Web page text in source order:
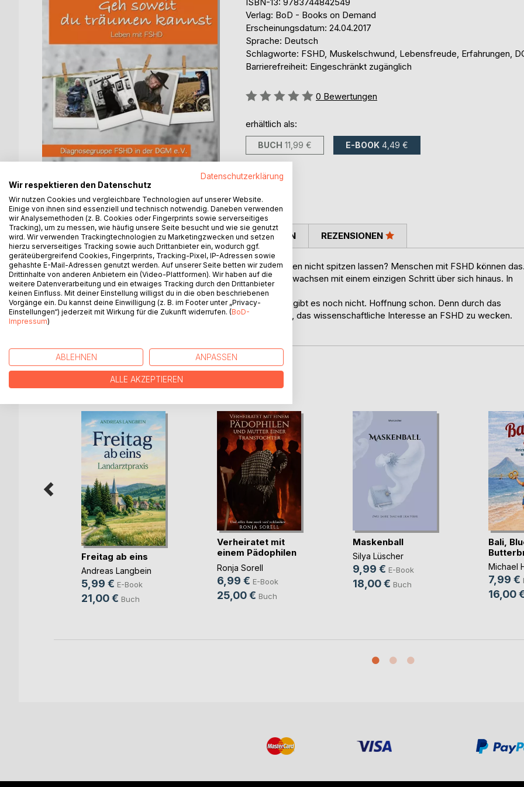
Verlag: BoD - Books on Demand
Erscheinungsdatum: 24.04.2017
Sprache: Deutsch
Schlagworte: FSHD, Muskelschwund, Lebensfreude, Erfahrungen,
Barrierefreiheit: Eingeschränkt zugänglich
Bewertung::
0 Bewertungen
erhältlich als:
BUCH 11,99 € E-BOOK 4,49 €
BESCHREIBUNG
Kann man auf eine Krankheit pfeifen, obwohl sich die Lippen nicht spitzen lassen? Menschen mit FSHD können
Sie laufen den Jakobsweg, boxen sich durchs Leben und wachsen mit einem einzigen Schritt über sich hinaus. In
diesem Buch erzählen sie davon.
FSHD ist eine fortschreitende Muskelerkrankung. Heilung gibt es noch nicht. Hoffnung schon. Denn durch das
Engagement vieler betroffener Menschen ist es gelungen, das wissenschaftliche Interesse an FSHD zu wecken.
AUTOR/IN PRESSESTIMMEN REZENSIONEN
WEITERE TITEL BEIBoD
Freitag ab eins
Andreas Langbein
5,99 € E-Book
21,00 € Buch
Verheiratet mit
einem Pädophilen
u(...)
Ronja Sorell
6,99 € E-Book
25,00 € Buch
Maskenball
Silya Lüscher
9,99 € E-Book
18,00 € Buch
Bali,
Michael
7,99 €
16,00
Datenschutzerklärung
Wir respektieren den Datenschutz
Wir nutzen Cookies und vergleichbare Technologien auf unserer Website.
Einige von ihnen sind essenziell und technisch notwendig. Daneben verwenden
wir Analysemethoden (z. B. Cookies oder Fingerprints sowie serverseitiges
Tracking), um zu messen, wie häufig unsere Seite besucht und wie sie genutzt
wird. Wir verwenden Trackingtechnologien zu Marketingzwecken und setzen
hierzu serverseitiges Tracking sowie auch Drittanbieter ein, wodurch ggf.
geräteübergreifend Cookies, Fingerprints, Tracking-Pixel, IP-Adressen sowie
gehashte E-Mail-Adressen genutzt werden. Auf unserer Seite betten wir zudem
Drittinhalte von anderen Anbietern ein (Video-Plattformen). Wir haben auf die
weitere Datenverarbeitung und ein etwaiges Tracking durch den Drittanbieter
keinen Einfluss. Mit deiner Einstellung willigst du in die oben beschriebenen
Vorgänge ein. Du kannst deine Einwilligung (z. B. im Footer unter „Privacy-
Einstellungen“) jederzeit mit Wirkung für die Zukunft widerrufen. (BoD-
Impressum)
ABLEHNEN ANPASSEN
ALLE AKZEPTIEREN